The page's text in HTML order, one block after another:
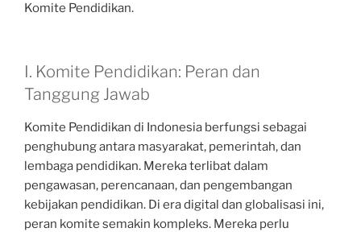
Komite Pendidikan.
I. Komite Pendidikan: Peran dan
Tanggung Jawab
Komite Pendidikan di Indonesia berfungsi sebagai
penghubung antara masyarakat, pemerintah, dan
lembaga pendidikan. Mereka terlibat dalam
pengawasan, perencanaan, dan pengembangan
kebijakan pendidikan. Di era digital dan globalisasi ini,
peran komite semakin kompleks. Mereka perlu